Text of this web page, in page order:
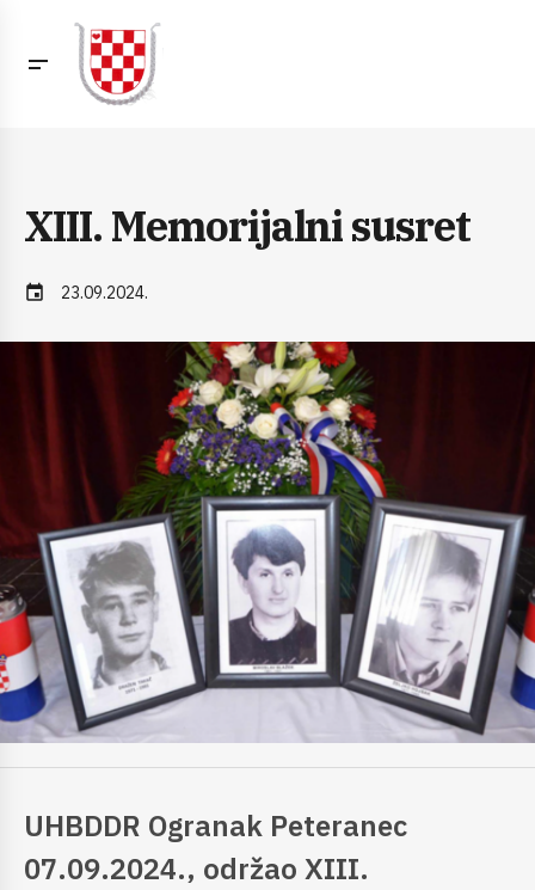
XIII. Memorijalni susret
event 23.09.2024.
UHBDDR Ogranak Peteranec
07.09.2024., održao XIII.